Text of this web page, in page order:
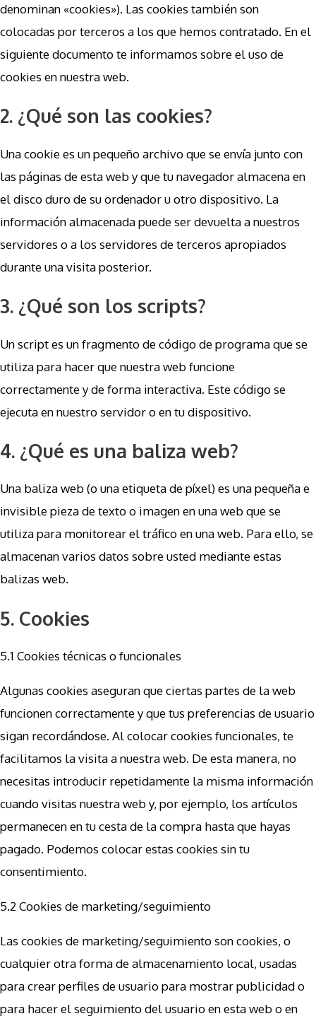
denominan «cookies»). Las cookies también son
colocadas por terceros a los que hemos contratado. En el
siguiente documento te informamos sobre el uso de
cookies en nuestra web.
2. ¿Qué son las cookies?
Una cookie es un pequeño archivo que se envía junto con
las páginas de esta web y que tu navegador almacena en
el disco duro de su ordenador u otro dispositivo. La
información almacenada puede ser devuelta a nuestros
servidores o a los servidores de terceros apropiados
durante una visita posterior.
3. ¿Qué son los scripts?
Un script es un fragmento de código de programa que se
utiliza para hacer que nuestra web funcione
correctamente y de forma interactiva. Este código se
ejecuta en nuestro servidor o en tu dispositivo.
4. ¿Qué es una baliza web?
Una baliza web (o una etiqueta de píxel) es una pequeña e
invisible pieza de texto o imagen en una web que se
utiliza para monitorear el tráfico en una web. Para ello, se
almacenan varios datos sobre usted mediante estas
balizas web.
5. Cookies
5.1 Cookies técnicas o funcionales
Algunas cookies aseguran que ciertas partes de la web
funcionen correctamente y que tus preferencias de usuario
sigan recordándose. Al colocar cookies funcionales, te
facilitamos la visita a nuestra web. De esta manera, no
necesitas introducir repetidamente la misma información
cuando visitas nuestra web y, por ejemplo, los artículos
permanecen en tu cesta de la compra hasta que hayas
pagado. Podemos colocar estas cookies sin tu
consentimiento.
5.2 Cookies de marketing/seguimiento
Las cookies de marketing/seguimiento son cookies, o
cualquier otra forma de almacenamiento local, usadas
para crear perfiles de usuario para mostrar publicidad o
para hacer el seguimiento del usuario en esta web o en